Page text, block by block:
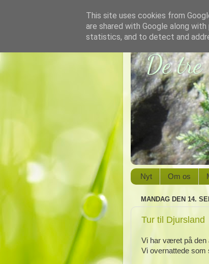
De
Nyt Om os
MANDAG DEN 14.
Tur til Djursland
Vi har været på den
Vi overnattede
This site uses cookies from
are shared with Google along
statistics, and to detect and